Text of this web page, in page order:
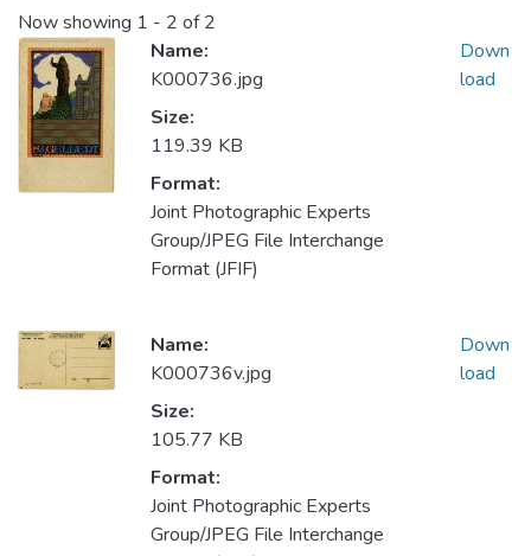
Now showing 1 - 2 of 2
Name:
K000736.jpg
Size:
119.39 KB
Format:
Joint Photographic Experts
Group/JPEG File Interchange
Format (JFIF)
Down
load
Name:
K000736v.jpg
Size:
105.77 KB
Format:
Joint Photographic Experts
Group/JPEG File Interchange
Down
load